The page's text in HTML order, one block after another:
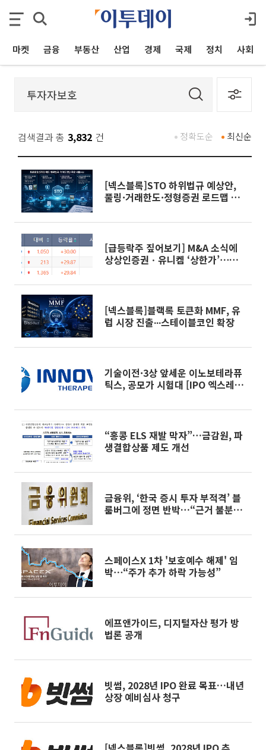
마켓 금융 부동산 산업 경제 국제 정치 사회
검색결과 총 3,832 건 최신순
정확도순
[넥스블록]STO 하위법규 예상안,
풀링·거래한도·정형증권 로드맵 제
[급등락주 짚어보기] M&A 소식에
상상인증권ㆍ유니켐 ‘상한가’⋯유
[넥스블록]블랙록 토큰화 MMF, 유
럽 시장 진출∙∙∙스테이블코인 확장
기술이전·3상 앞세운 이노보테라퓨
틱스, 공모가 시험대 [IPO 엑스레
“홍콩 ELS 재발 막자”…금감원, 파
생결합상품 제도 개선
금융위, ‘한국 증시 투자 부적격’ 블
룸버그에 정면 반박…“근거 불분
스페이스X 1차 '보호예수 해제' 임
박⋯“주가 추가 하락 가능성”
에프앤가이드, 디지털자산 평가 방
법론 공개
빗썸, 2028년 IPO 완료 목표…내년
상장 예비심사 청구